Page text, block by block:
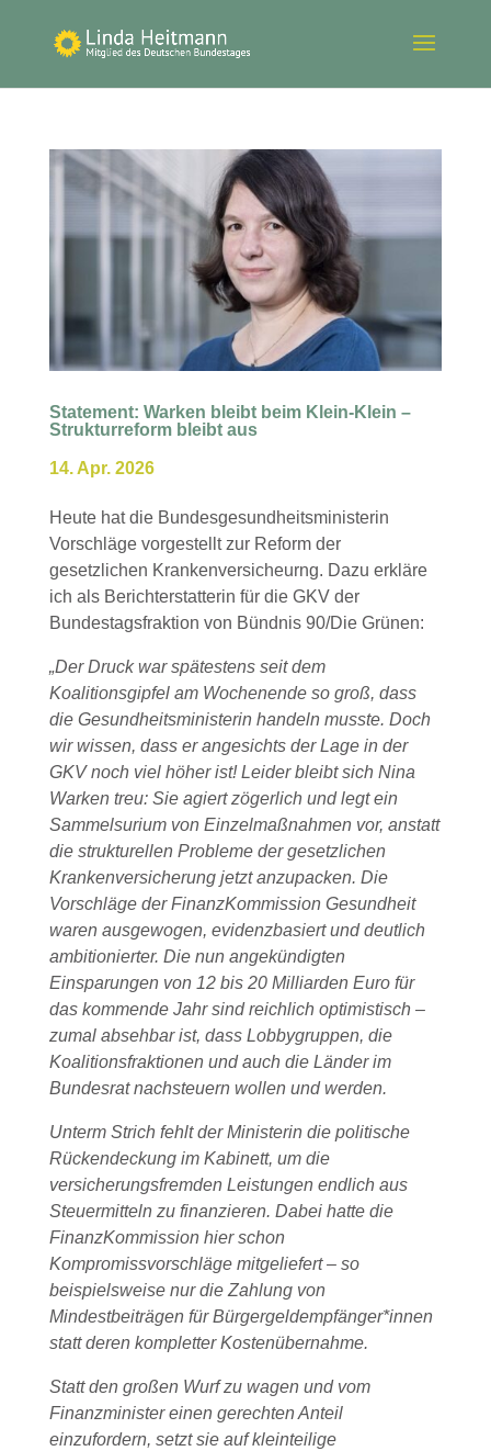
Statement: Warken bleibt beim Klein-Klein –
Strukturreform bleibt aus
14. Apr. 2026
Heute hat die Bundesgesundheitsministerin
Vorschläge vorgestellt zur Reform der
gesetzlichen Krankenversicheurng. Dazu erkläre
ich als Berichterstatterin für die GKV der
Bundestagsfraktion von Bündnis 90/Die Grünen:
„Der Druck war spätestens seit dem
Koalitionsgipfel am Wochenende so groß, dass
die Gesundheitsministerin handeln musste. Doch
wir wissen, dass er angesichts der Lage in der
GKV noch viel höher ist!Leider bleibt sich Nina
Warken treu: Sie agiert zögerlich und legt ein
Sammelsurium von Einzelmaßnahmen vor, anstatt
die strukturellen Probleme der gesetzlichen
Krankenversicherung jetzt anzupacken. Die
Vorschläge der FinanzKommission Gesundheit
waren ausgewogen, evidenzbasiert und deutlich
ambitionierter. Die nun angekündigten
Einsparungen von 12 bis 20 Milliarden Euro für
das kommende Jahr sind reichlich optimistisch –
zumal absehbar ist, dass Lobbygruppen, die
Koalitionsfraktionen und auch die Länder im
Bundesrat nachsteuern wollen und werden.
Unterm Strich fehlt der Ministerin die politische
Rückendeckung im Kabinett, um die
versicherungsfremden Leistungen endlich aus
Steuermitteln zu finanzieren. Dabei hatte die
FinanzKommission hier schon
Kompromissvorschläge mitgeliefert – so
beispielsweise nur die Zahlung von
Mindestbeiträgen für Bürgergeldempfänger*innen
statt deren kompletter Kostenübernahme.
Statt den großen Wurf zu wagen und vom
Finanzminister einen gerechten Anteil
einzufordern, setzt sie auf kleinteilige